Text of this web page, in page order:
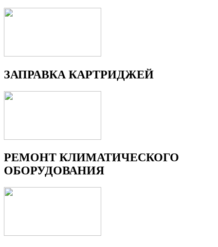
ЗАПРАВКА КАРТРИДЖЕЙ
РЕМОНТ КЛИМАТИЧЕСКОГО
ОБОРУДОВАНИЯ